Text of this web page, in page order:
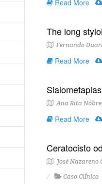
Read More
The long
Fernando
Read More
Ana Rita
Read More
Ceratocisto
José
Caso ClÍnico